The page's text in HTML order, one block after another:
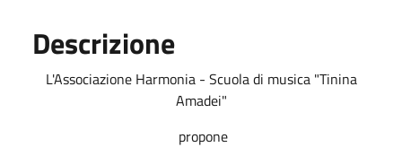
Descrizione
L'Associazione Harmonia - Scuola di musica "Tinina
Amadei"
propone